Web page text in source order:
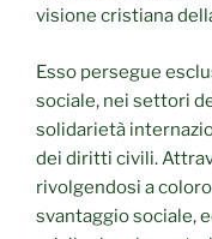
visione cristiana
Esso persegue
sociale, nei settori
solidarietà
dei diritti civili.
rivolgendosi a
svantaggio sociale,